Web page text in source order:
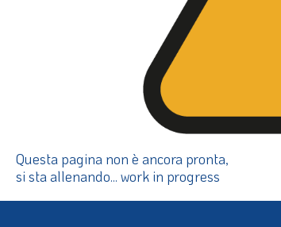
Questa pagina non è ancora pronta,
si sta allenando... work in progress